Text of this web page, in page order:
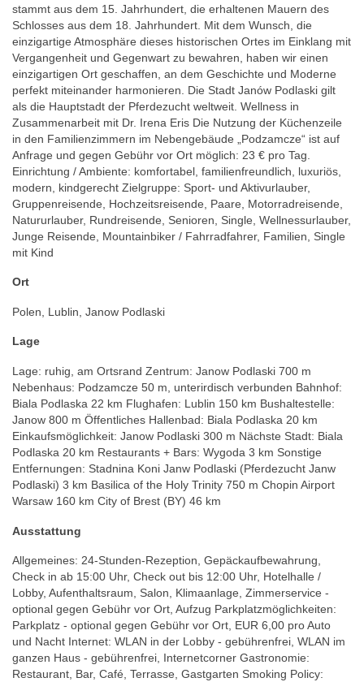
stammt aus dem 15. Jahrhundert, die erhaltenen Mauern des
Schlosses aus dem 18. Jahrhundert. Mit dem Wunsch, die
einzigartige Atmosphäre dieses historischen Ortes im Einklang mit
Vergangenheit und Gegenwart zu bewahren, haben wir einen
einzigartigen Ort geschaffen, an dem Geschichte und Moderne
perfekt miteinander harmonieren. Die Stadt Janów Podlaski gilt
als die Hauptstadt der Pferdezucht weltweit. Wellness in
Zusammenarbeit mit Dr. Irena Eris Die Nutzung der Küchenzeile
in den Familienzimmern im Nebengebäude „Podzamcze“ ist auf
Anfrage und gegen Gebühr vor Ort möglich: 23 € pro Tag.
Einrichtung / Ambiente: komfortabel, familienfreundlich, luxuriös,
modern, kindgerecht Zielgruppe: Sport- und Aktivurlauber,
Gruppenreisende, Hochzeitsreisende, Paare, Motorradreisende,
Natururlauber, Rundreisende, Senioren, Single, Wellnessurlauber,
Junge Reisende, Mountainbiker / Fahrradfahrer, Familien, Single
mit Kind
Ort
Polen, Lublin, Janow Podlaski
Lage
Lage: ruhig, am Ortsrand Zentrum: Janow Podlaski 700 m
Nebenhaus: Podzamcze 50 m, unterirdisch verbunden Bahnhof:
Biala Podlaska 22 km Flughafen: Lublin 150 km Bushaltestelle:
Janow 800 m Öffentliches Hallenbad: Biala Podlaska 20 km
Einkaufsmöglichkeit: Janow Podlaski 300 m Nächste Stadt: Biala
Podlaska 20 km Restaurants + Bars: Wygoda 3 km Sonstige
Entfernungen: Stadnina Koni Janw Podlaski (Pferdezucht Janw
Podlaski) 3 km Basilica of the Holy Trinity 750 m Chopin Airport
Warsaw 160 km City of Brest (BY) 46 km
Ausstattung
Allgemeines: 24-Stunden-Rezeption, Gepäckaufbewahrung,
Check in ab 15:00 Uhr, Check out bis 12:00 Uhr, Hotelhalle /
Lobby, Aufenthaltsraum, Salon, Klimaanlage, Zimmerservice -
optional gegen Gebühr vor Ort, Aufzug Parkplatzmöglichkeiten:
Parkplatz - optional gegen Gebühr vor Ort, EUR 6,00 pro Auto
und Nacht Internet: WLAN in der Lobby - gebührenfrei, WLAN im
ganzen Haus - gebührenfrei, Internetcorner Gastronomie:
Restaurant, Bar, Café, Terrasse, Gastgarten Smoking Policy: